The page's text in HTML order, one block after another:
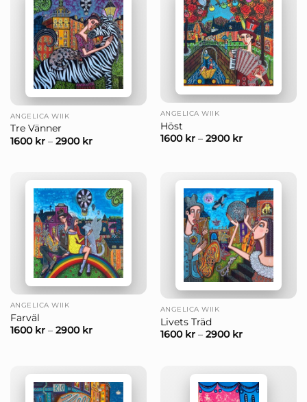
ANGELICA WIIK
Tre Vänner
1600 kr– 2900 kr
ANGELICA WIIK
Höst
1600 kr– 2900 kr
ANGELICA WIIK
Farväl
1600 kr– 2900 kr
ANGELICA WIIK
Livets Träd
1600 kr– 2900 kr